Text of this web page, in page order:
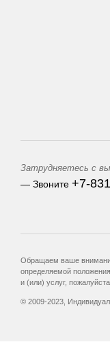
Затрудняетесь с
— Звоните +7-
Обращаем ваше
определяемой
и (или) услуг,
© 2009-2023,